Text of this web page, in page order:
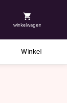
winkelwagen
Winkel